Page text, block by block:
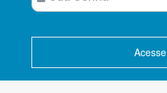
Acesse